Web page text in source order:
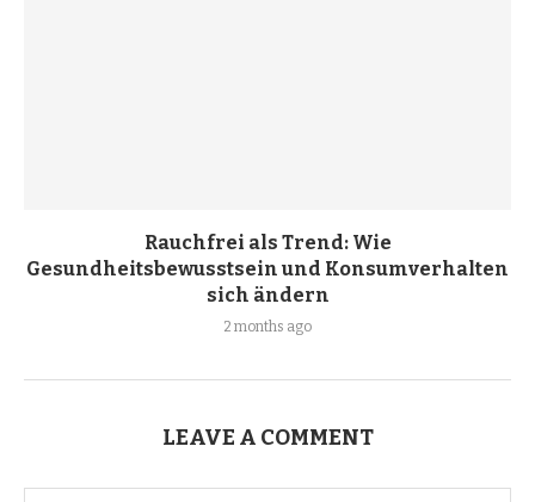
Rauchfrei als Trend: Wie
Gesundheitsbewusstsein und Konsumverhalten
sich ändern
2 months ago
LEAVE A COMMENT